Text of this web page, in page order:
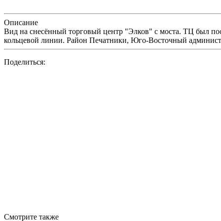
Описание
Вид на снесённый торговый центр "Элков" с моста. ТЦ был
кольцевой линии. Район Печатники, Юго-Восточный
Поделиться:
Смотрите также